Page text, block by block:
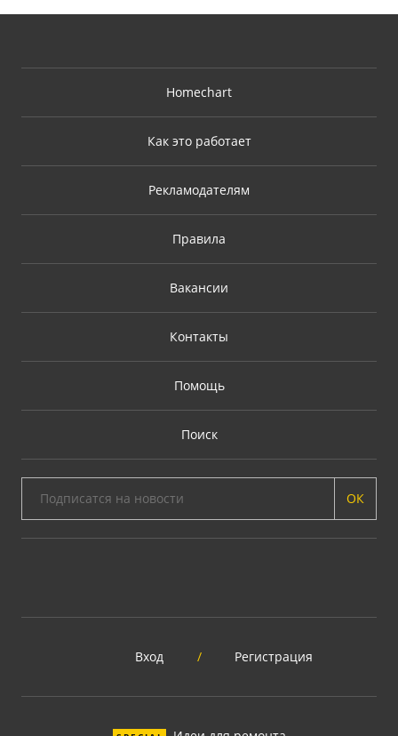
Homechart
Как это работает
Рекламодателям
Правила
Вакансии
Контакты
Помощь
Поиск
ОК
Вход / Регистрация